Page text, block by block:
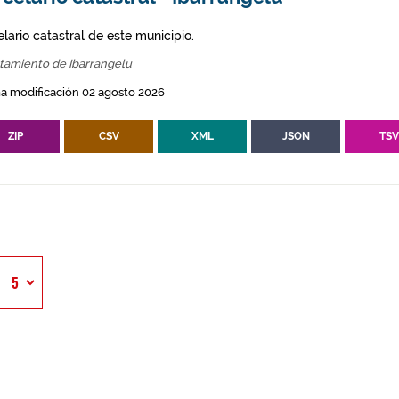
catastral de este municipio.
de Ibarrangelu
modificación 02 agosto 2026
ZIP CSV XML JSON TSV